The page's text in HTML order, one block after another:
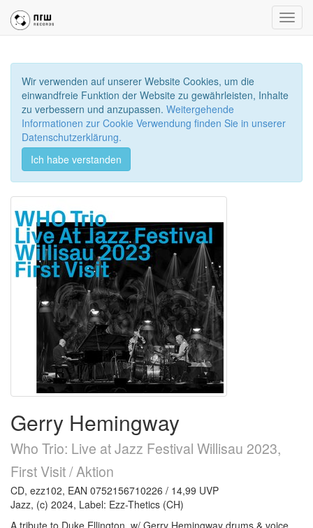
Wir verwenden auf unserer Website Cookies, um die
einwandfreie Funktion der Website zu gewährleisten, Inhalte
zu verbessern und anzupassen. Weitergehende
Informationen zur Cookie Verwendung finden Sie in unserer
Datenschutzerklärung.
Ich habe verstanden
Gerry Hemingway
Who Trio: Live at Jazz Festival Willisau 2023,
First Visit / Aktion
CD, ezz102, EAN 0752156710226 / 14,99 UVP
Jazz, (c) 2024, Label: Ezz-Thetics (CH)
A tribute to Duke Ellington, w/ Gerry Hemingway drums & voice,